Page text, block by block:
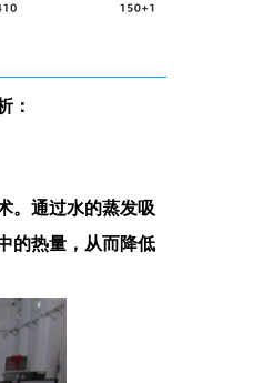
：
。通过水的蒸发吸
的热量，从而降低